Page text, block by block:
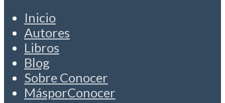
Inicio
Autores
Libros
Blog
Sobre Conocer
MásporConocer